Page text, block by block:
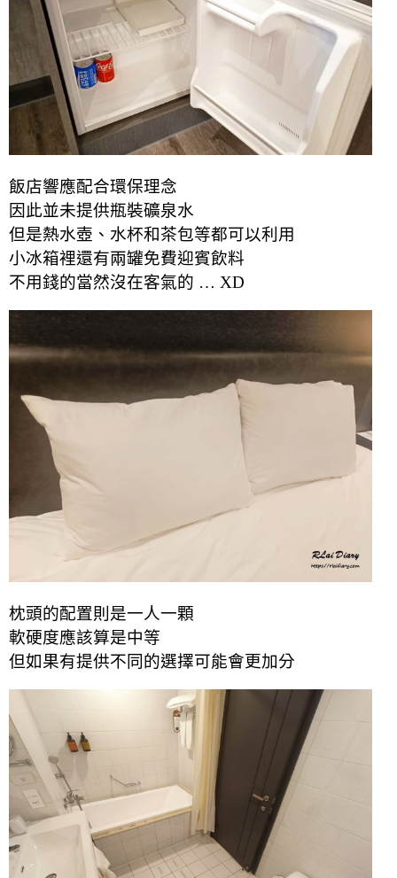
飯店響應配合環保理念
因此並未提供瓶裝礦泉水
但是熱水壺、水杯和茶包等都可以利用
小冰箱裡還有兩罐免費迎賓飲料
不用錢的當然沒在客氣的 … XD
枕頭的配置則是一人一顆
軟硬度應該算是中等
但如果有提供不同的選擇可能會更加分